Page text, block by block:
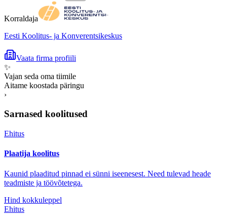
Korraldaja
Eesti Koolitus- ja Konverentsikeskus
Vaata firma profiili
✨
Vajan seda oma tiimile
Aitame koostada päringu
›
Sarnased koolitused
Ehitus
Plaatija koolitus
Kaunid plaaditud pinnad ei sünni iseenesest. Need tulevad heade
teadmiste ja töövõtetega.
Hind kokkuleppel
Ehitus